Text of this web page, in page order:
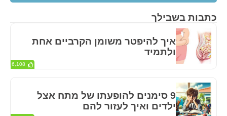
כתבות בשבילך
איך להיפטר משומן הקרביים אחת
ולתמיד
6,108
9 סימנים להופעתו של מתח אצל
ילדים ואיך לעזור להם